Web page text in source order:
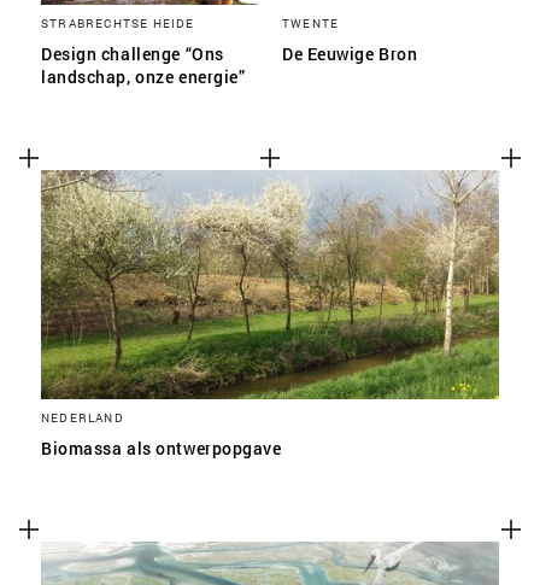
STRABRECHTSE HEIDE
Design challenge “Ons
landschap, onze energie”
TWENTE
De Eeuwige Bron
NEDERLAND
Biomassa als ontwerpopgave